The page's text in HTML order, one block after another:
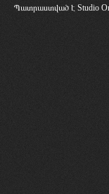
Պատրաստված է Studio